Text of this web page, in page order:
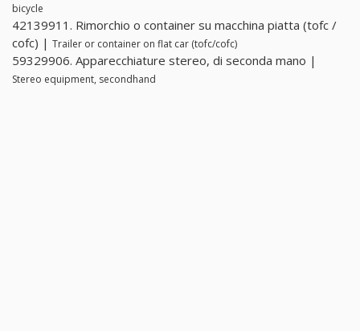
bicycle
42139911. Rimorchio o container su macchina piatta (tofc /
cofc) | Trailer or container on flat car (tofc/cofc)
59329906. Apparecchiature stereo, di seconda mano |
Stereo equipment, secondhand